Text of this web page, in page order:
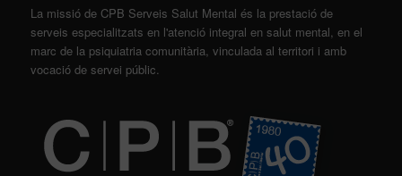
La missió de CPB Serveis Salut Mental és la prestació de
serveis especialitzats en l'atenció integral en salut mental, en el
marc de la psiquiatria comunitària, vinculada al territori i amb
vocació de servei públic.